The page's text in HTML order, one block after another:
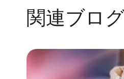
関連ブロ